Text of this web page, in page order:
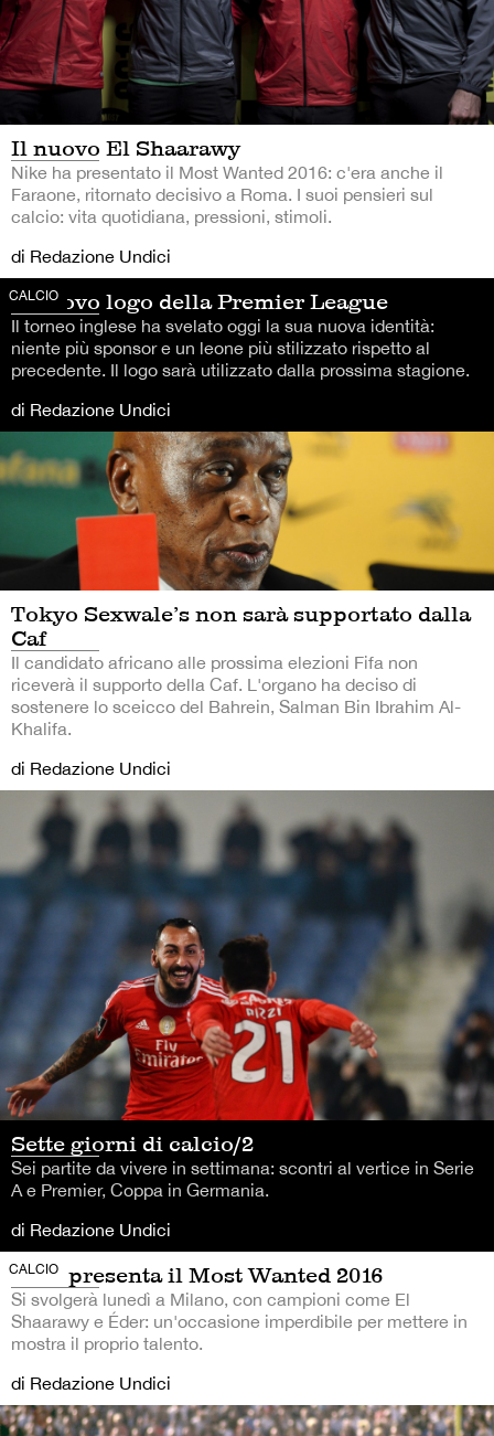
Il nuovo El Shaarawy
Nike ha presentato il Most Wanted 2016: c'era anche il
Faraone, ritornato decisivo a Roma. I suoi pensieri sul
calcio: vita quotidiana, pressioni, stimoli.
di Redazione Undici
CALCIO
Il nuovo logo della Premier League
Il torneo inglese ha svelato oggi la sua nuova identità:
niente più sponsor e un leone più stilizzato rispetto al
precedente. Il logo sarà utilizzato dalla prossima stagione.
di Redazione Undici
Tokyo Sexwale’s non sarà supportato dalla
Caf
Il candidato africano alle prossima elezioni Fifa non
riceverà il supporto della Caf. L'organo ha deciso di
sostenere lo sceicco del Bahrein, Salman Bin Ibrahim Al-
Khalifa.
di Redazione Undici
Sette giorni di calcio/2
Sei partite da vivere in settimana: scontri al vertice in Serie
A e Premier, Coppa in Germania.
di Redazione Undici
CALCIO
Nike presenta il Most Wanted 2016
Si svolgerà lunedì a Milano, con campioni come El
Shaarawy e Éder: un'occasione imperdibile per mettere in
mostra il proprio talento.
di Redazione Undici